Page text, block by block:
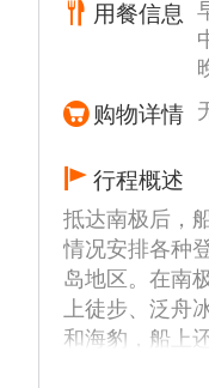
的屏障。
百上千，蔚为
围着你团团转。
库佛维尔岛
地。此岛屿周
维岛（南纬64
周已是冰雪一
的岩石岛，它
托斯基半岛之
的岸缘可以看
长城站（Great
中国长城南极
(King Geroge
鸟、企鹅、海
是南极地区科
阿根廷、韩国
均相距不远，
人文风景线。
艾秋岛 (Aitcho
Aitcho岛位于
一般也是南极
成群的帽带企
用餐信息
购物详情
行程概述
抵达南极后，
情况安排各种
岛地区。在南
上徒步、泛舟
和海豹，船上
讲座。 行程